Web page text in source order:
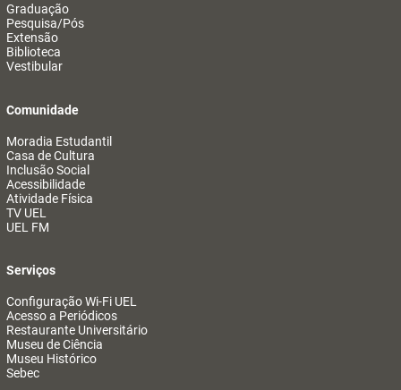
Graduação
Pesquisa/Pós
Extensão
Biblioteca
Vestibular
Comunidade
Moradia Estudantil
Casa de Cultura
Inclusão Social
Acessibilidade
Atividade Física
TV UEL
UEL FM
Serviços
Configuração Wi-Fi UEL
Acesso a Periódicos
Restaurante Universitário
Museu de Ciência
Museu Histórico
Sebec